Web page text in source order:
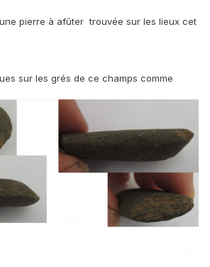
pierre à afûter trouvée sur les lieux cet
sur les grés de ce champs comme